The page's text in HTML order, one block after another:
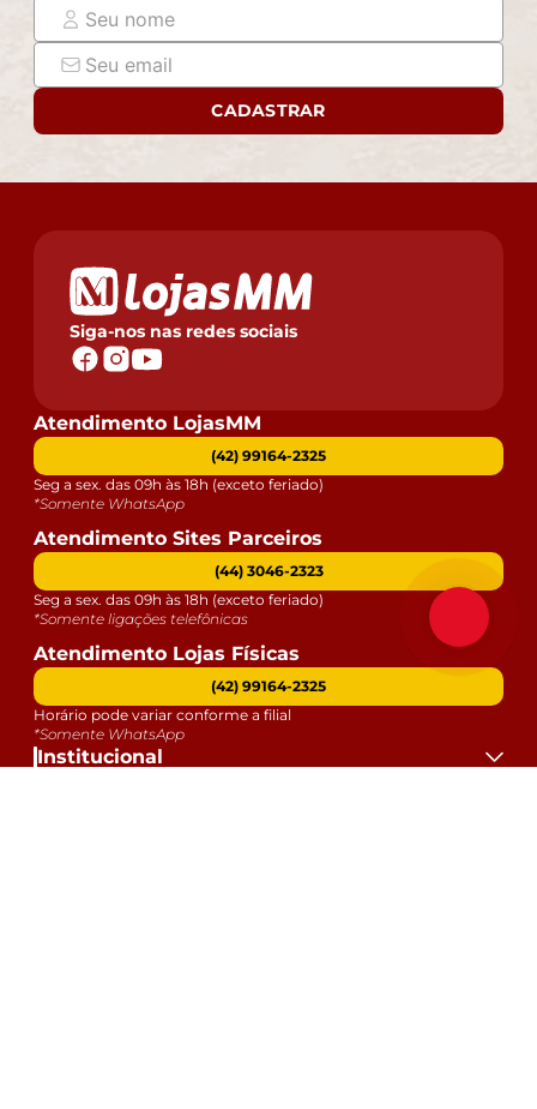
CADASTRAR
Siga-nos nas redes sociais
Institucional
Atendimento LojasMM
(42) 99164-2325
Seg a sex. das 09h às 18h (exceto feriado)
*Somente WhatsApp
Atendimento Sites Parceiros
(44) 3046-2323
Seg a sex. das 09h às 18h (exceto feriado)
*Somente ligações telefônicas
Atendimento Lojas Físicas
(42) 99164-2325
Horário pode variar conforme a filial
*Somente WhatsApp